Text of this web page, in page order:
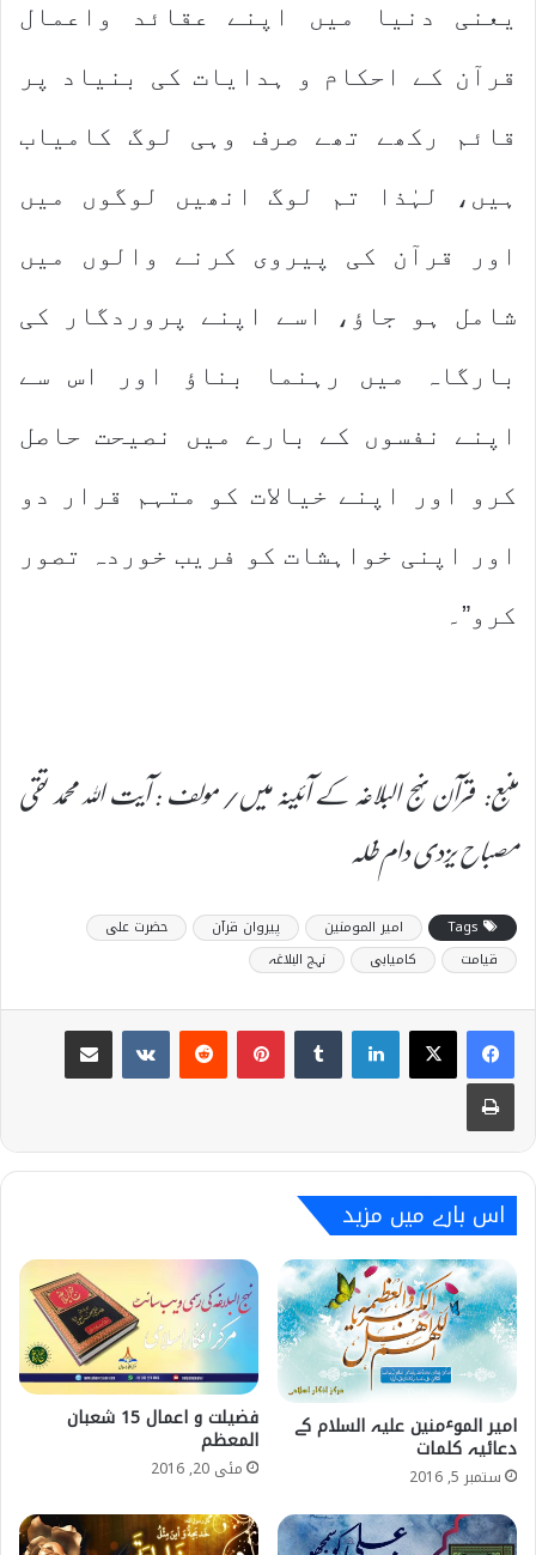
یعنی دنیا میں اپنے عقائد واعمال
قرآن کے احکام و ہدایات کی بنیاد پر
قائم رکھے تھے صرف وہی لوگ کامیاب
ہیں، لہٰذا تم لوگ انھیں لوگوں میں
اور قرآن کی پیروی کرنے والوں میں
شامل ہو جاؤ، اسے اپنے پروردگار کی
بارگاہ میں رہنما بناؤ اور اس سے
اپنے نفسوں کے بارے میں نصیحت حاصل
کرو اور اپنے خیالات کو متہم قرار دو
اور اپنی خواہشات کو فریب خوردہ تصور
کرو”۔
منبع: قرآن نہج البلاغہ کے آئینہ میں/ مولف : آیت اللہ محمد تقی
مصباح یزدی دام ظلہ
امیر المومنین پیروان قرآن
حضرت علی
قیامت
کامیابی نہج البلاغہ
اس بارے میں مزید
امیر الموٴمنین علیہ السلام کے
دعائیہ کلمات
ستمبر 5, 2016
فضیلت و اعمال 15 شعبان
المعظم
مئی 20, 2016